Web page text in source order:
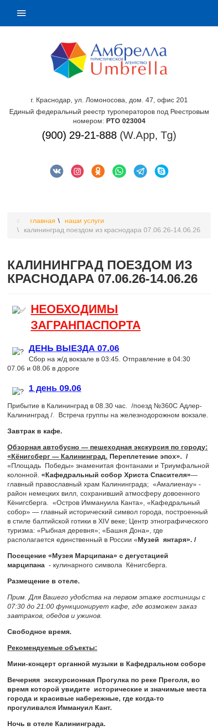
г. Краснодар, ул. Ломоносова, дом. 47, офис 201
Единый федеральный реестр туроператоров под Реестровым
номером: РТО 023004
(900) 29-21-888 (W.App, Tg)
главная
наши услуги
калининград поездом из краснодара 07.06.26-14.06.26
КАЛИНИНГРАД ПОЕЗДОМ ИЗ
КРАСНОДАРА 07.06.26-14.06.26
НЕОБХОДИМЫ
ЗАГРАНПАСПОРТА
ДЕНЬ ВЫЕЗДА 07.06
Сбор на ж/д вокзале в 03:45. Отправление в 04:30
07.06 и 08.06 в дороге
1 день 09.06
Прибытие в Калининград в 08.30 час. /поезд №360С Адлер-
Калининград /. Встреча группы на железнодорожном вокзале.
Завтрак в кафе.
Обзорная автобусно — пешеходная экскурсия по городу:
«Кёнигсберг — Калининград. Переплетение эпох». /
«Площадь Победы» знаменитая фонтанами и Триумфальной
колонной. «Кафедральный собор Христа Спасителя»—
главный православный храм Калининграда; «Амалиенау» -
район немецких вилл, сохранивший атмосферу довоенного
Кёнигсберга. «Остров Иммануила Канта», «Кафедральный
собор» — главный исторический символ города, построенный
в стиле балтийской готики в XIV веке; Центр этнографического
туризма: «Рыбная деревня»; «Башня Дона», где
располагается единственный в России «Музей янтаря». /
Посещение «Музея Марципана» с дегустацией
марципана - кулинарного символа Кёнигсберга.
Размещение в отеле.
Прим. Для Вашего удобства на первом этаже гостиницы с
07:30 до 21:00 функционирует кафе, где возможен заказ
завтраков, обедов и ужинов.
Свободное время.
Рекомендуемые объекты:
Мини-концерт органной музыки в Кафедральном соборе
Вечерняя экскурсионная Прогулка по реке Преголя, во
время которой увидите исторические и значимые места
города и красивые набережные, где когда-то
прогуливался Иммануил Кант.
Ночь в отеле Калининграда.